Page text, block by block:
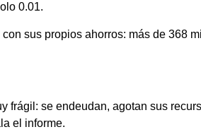
0.01.
sus propios ahorros: más de 368
frágil: se endeudan, agotan sus
el informe.